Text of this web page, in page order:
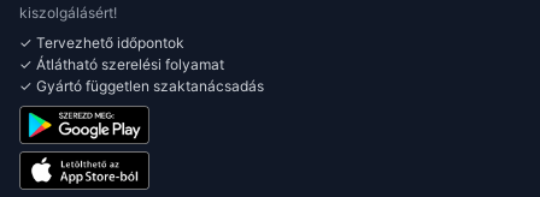
kiszolgálásért!
✓ Tervezhető időpontok
✓ Átlátható szerelési folyamat
✓ Gyártó független szaktanácsadás